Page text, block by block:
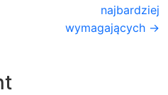
najbardziej
wymagających →